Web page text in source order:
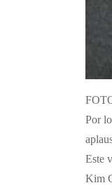
Por
Este
Kim